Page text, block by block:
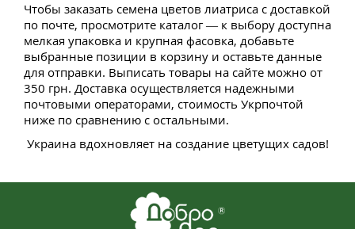
Чтобы заказать семена цветов лиатриса с доставкой
по почте, просмотрите каталог — к выбору доступна
мелкая упаковка и крупная фасовка, добавьте
выбранные позиции в корзину и оставьте данные
для отправки. Выписать товары на сайте можно от
350 грн. Доставка осуществляется надежными
почтовыми операторами, стоимость Укрпочтой
ниже по сравнению с остальными.
Украина вдохновляет на создание цветущих садов!